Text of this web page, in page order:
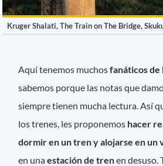
Kruger Shalati, The Train on The Bridge,
Aquí tenemos muchosfanáticos de
sabemos porque las notas que
siempre tienen mucha lectura. Así
los trenes, les proponemos hacer
dormir en un tren y alojarse en un
en unaestación de trenen desuso.